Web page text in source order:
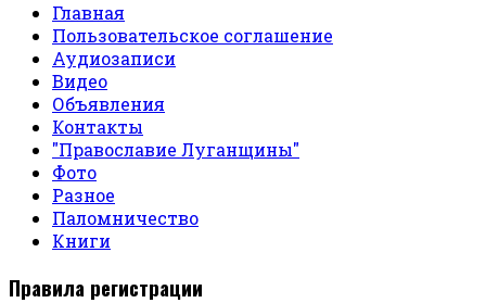
Главная
Пользовательское соглашение
Аудиозаписи
Видео
Объявления
Контакты
"Православие Луганщины"
Фото
Разное
Паломничество
Книги
Правила регистрации